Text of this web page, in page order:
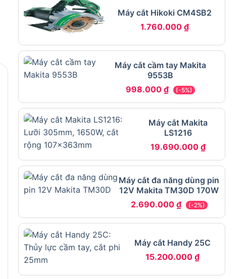
Máy cắt Hikoki CM4SB2
1.760.000 ₫
Máy cắt cầm tay Makita
9553B
998.000₫ (-5%)
Máy cắt Makita
LS1216
19.690.000₫
Máy cắt đa năng dùng pin
12V Makita TM30D 170W
2.690.000 ₫ (-2%)
Máy cắt Handy 25C
15.200.000₫